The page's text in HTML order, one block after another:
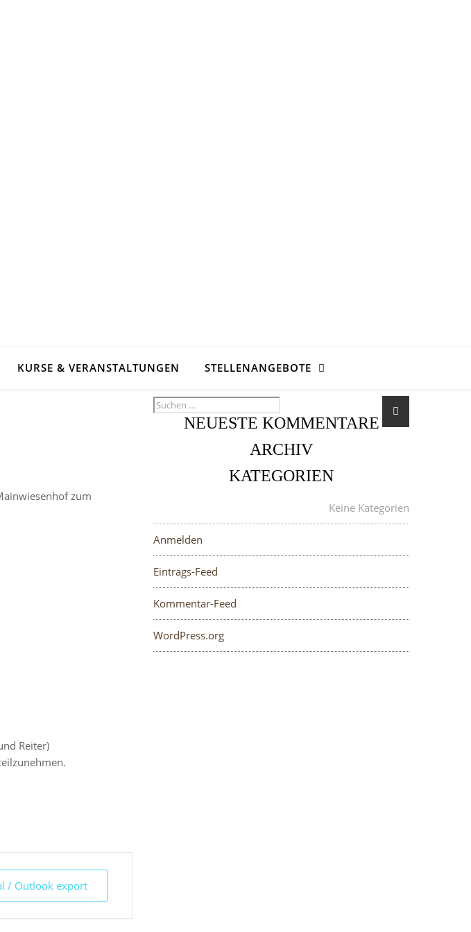
KURSE & VERANSTALTUNGEN STELLENANGEBOTE
zum
Reiter)
/ Outlook export
NEUESTE KOMMENTARE
ARCHIV
KATEGORIEN
Keine Kategorien
Anmelden
Eintrags-Feed
Kommentar-Feed
WordPress.org